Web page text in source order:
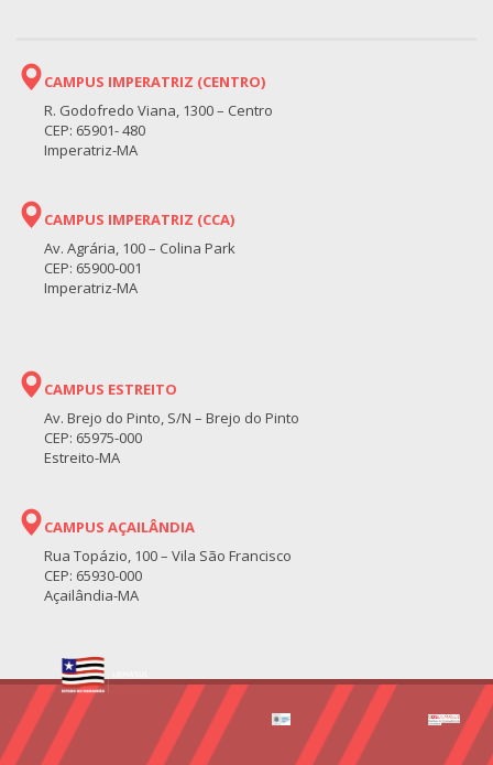
CAMPUS IMPERATRIZ (CENTRO)
R. Godofredo Viana, 1300 – Centro
CEP: 65901- 480
Imperatriz-MA
CAMPUS IMPERATRIZ (CCA)
Av. Agrária, 100 – Colina Park
CEP: 65900-001
Imperatriz-MA
CAMPUS ESTREITO
Av. Brejo do Pinto, S/N – Brejo do Pinto
CEP: 65975-000
Estreito-MA
CAMPUS AÇAILÂNDIA
Rua Topázio, 100 – Vila São Francisco
CEP: 65930-000
Açailândia-MA